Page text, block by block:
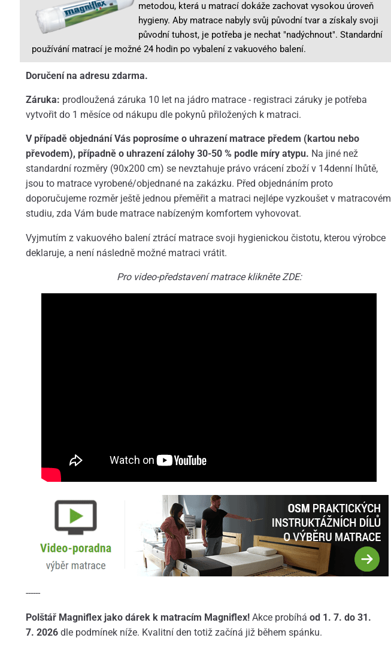
metodou, která u matrací dokáže zachovat vysokou úroveň
hygieny. Aby matrace nabyly svůj původní tvar a získaly svoji
původní tuhost, je potřeba je nechat "nadýchnout". Standardní
používání matrací je možné 24 hodin po vybalení z vakuového balení.
Doručení na adresu zdarma.
Záruka: prodloužená záruka 10 let na jádro matrace - registraci záruky je potřeba
vytvořit do 1 měsíce od nákupu dle pokynů přiložených k matraci.
V případě objednání Vás poprosíme o uhrazení matrace předem (kartou nebo
převodem), případně o uhrazení zálohy 30-50 % podle míry atypu. Na jiné než
standardní rozměry (90x200 cm) se nevztahuje právo vrácení zboží v 14denní lhůtě,
jsou to matrace vyrobené/objednané na zakázku. Před objednáním proto
doporučujeme rozměr ještě jednou přeměřit a matraci nejlépe vyzkoušet v matracovém
studiu, zda Vám bude matrace nabízeným komfortem vyhovovat.
Vyjmutím z vakuového balení ztrácí matrace svoji hygienickou čistotu, kterou výrobce
deklaruje, a není následně možné matraci vrátit.
Pro video-představení matrace klikněte ZDE:
------
Polštář Magniflex jako dárek k matracím Magniflex!Akce probíhá od 1. 7. do 31.
7. 2026dle podmínek níže. Kvalitní den totiž začíná již během spánku.